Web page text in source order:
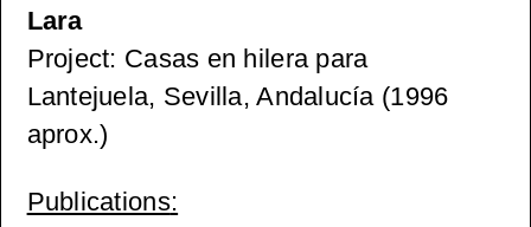
Lara
Project: Casas en hilera para
Lantejuela, Sevilla, Andalucía (1996
aprox.)
Publications: